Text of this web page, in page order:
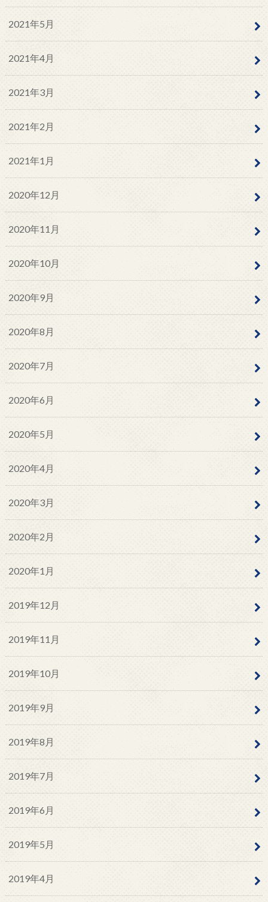
2021年5月
2021年4月
2021年3月
2021年2月
2021年1月
2020年12月
2020年11月
2020年10月
2020年9月
2020年8月
2020年7月
2020年6月
2020年5月
2020年4月
2020年3月
2020年2月
2020年1月
2019年12月
2019年11月
2019年10月
2019年9月
2019年8月
2019年7月
2019年6月
2019年5月
2019年4月